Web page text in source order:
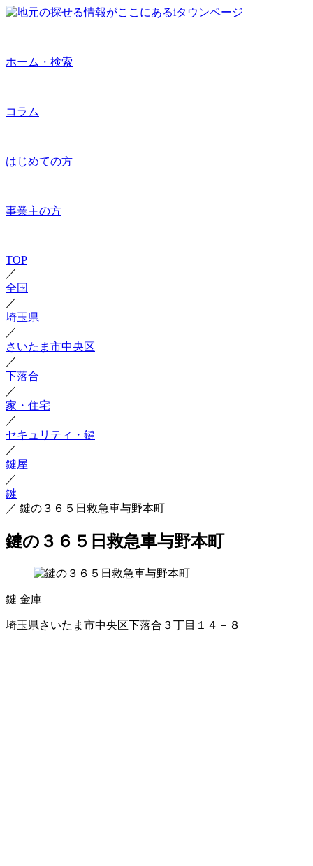
ホーム・検索
コラム
はじめての方
事業主の方
TOP
／
全国
／
埼玉県
／
さいたま市中央区
／
下落合
／
家・住宅
／
セキュリティ・鍵
／
鍵屋
／
鍵
／ 鍵の３６５日救急車与野本町
鍵の３６５日救急車与野本町
鍵 金庫
埼玉県さいたま市中央区下落合３丁目１４－８